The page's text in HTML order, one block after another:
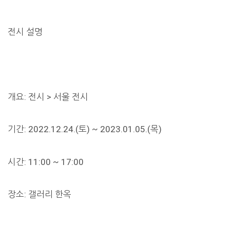
전시 설명
개요: 전시 > 서울 전시
기간: 2022.12.24.(토) ~ 2023.01.05.(목)
시간: 11:00 ~ 17:00
장소: 갤러리 한옥